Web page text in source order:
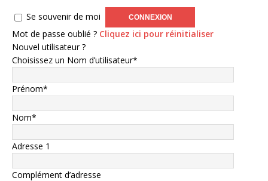
Se souvenir de moi
Mot de passe oublié ? Cliquez ici pour réinitialiser
Nouvel utilisateur ?
Choisissez un Nom d’utilisateur*
Prénom*
Nom*
Adresse 1
Complément d’adresse